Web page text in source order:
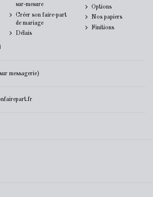
sur-mesure
Créer son faire-part
de mariage
Délais
Options
Nos papiers
Finitions
messagerie)